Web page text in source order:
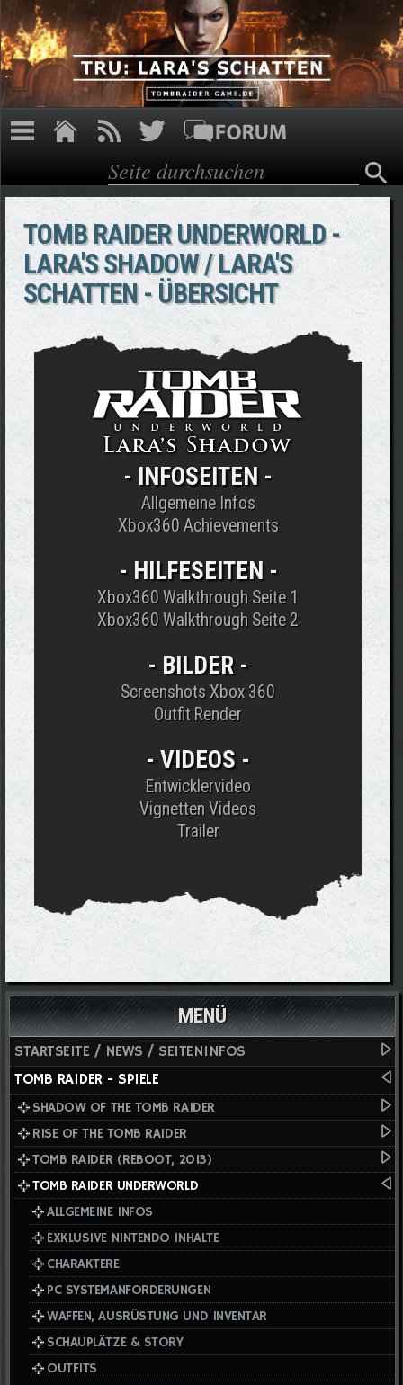
Direkt zum Inhalt
Suchformular
Suche
TOMB RAIDER UNDERWORLD -
LARA'S SHADOW / LARA'S
SCHATTEN - ÜBERSICHT
- INFOSEITEN -
Allgemeine Infos
Xbox360 Achievements
- HILFESEITEN-
Xbox360 Walkthrough Seite 1
Xbox360 Walkthrough Seite 2
- BILDER-
Screenshots Xbox 360
Outfit Render
- VIDEOS -
Entwicklervideo
Vignetten Videos
Trailer
MENÜ
STARTSEITE / NEWS / SEITENINFOS
TOMB RAIDER - SPIELE
SHADOW OF THE TOMB RAIDER
RISE OF THE TOMB RAIDER
TOMB RAIDER (REBOOT, 2013)
TOMB RAIDER UNDERWORLD
ALLGEMEINE INFOS
EXKLUSIVE NINTENDO INHALTE
CHARAKTERE
PC SYSTEMANFORDERUNGEN
WAFFEN, AUSRÜSTUNG UND INVENTAR
SCHAUPLÄTZE & STORY
OUTFITS